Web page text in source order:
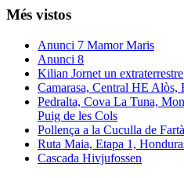
Més vistos
Anunci 7 Mamor Maris
Anunci 8
Kilian Jornet un extraterrestre
Camarasa, Central HE Alòs,
Pedralta, Cova La Tuna,
Puig de les Cols
Pollença a la Cuculla de
Ruta Maia, Etapa 1,
Cascada Hivjufossen